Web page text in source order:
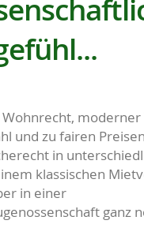
Wohnrecht,
und zu fairen
in
klassischen
in einer
ganz